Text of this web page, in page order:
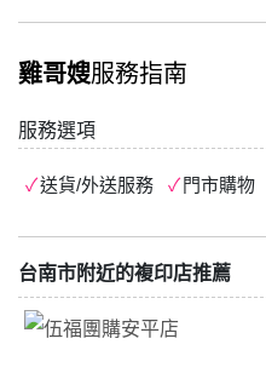
雞哥嫂服務指南
服務選項
送貨/外送服務 門市購物
台南市附近的複印店推薦